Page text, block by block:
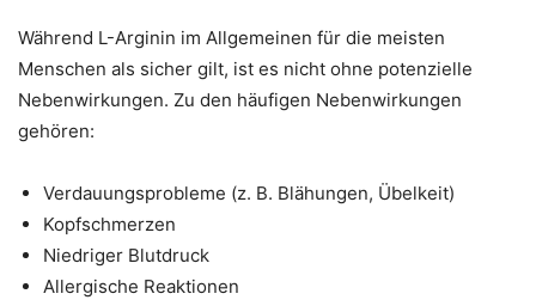
Während L-Arginin im Allgemeinen für die meisten
Menschen als sicher gilt, ist es nicht ohne potenzielle
Nebenwirkungen. Zu den häufigen Nebenwirkungen
gehören:
Verdauungsprobleme (z. B. Blähungen, Übelkeit)
Kopfschmerzen
Niedriger Blutdruck
Allergische Reaktionen